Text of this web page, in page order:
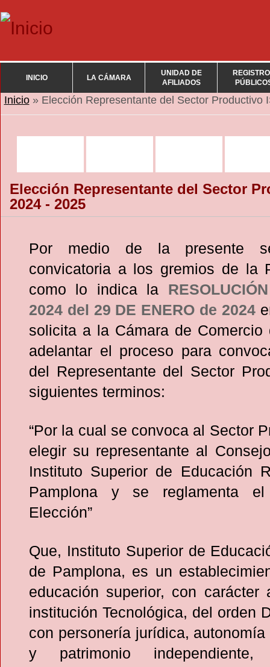
INICIO LA CÁMARA
UNIDAD DE
AFILIADOS
Se encuentra usted aquí
Inicio» Elección Representante del Sector Productivo
Elección Representante del Sector
2024 - 2025
Por medio de la presente
convicatoria a los gremios de la
como lo indica la
2024 del 29 DE ENERO de 2024
solicita a la Cámara de Comercio
adelantar el proceso para
del Representante del Sector
siguientes terminos:
“Por la cual se convoca al Sector
elegir su representante al
Instituto Superior de Educación
Pamplona y se reglamenta
Elección”
Que, Instituto Superior de
de Pamplona, es un
educación superior, con carácter
institución Tecnológica, del orden
con personería jurídica,
y patrimonio